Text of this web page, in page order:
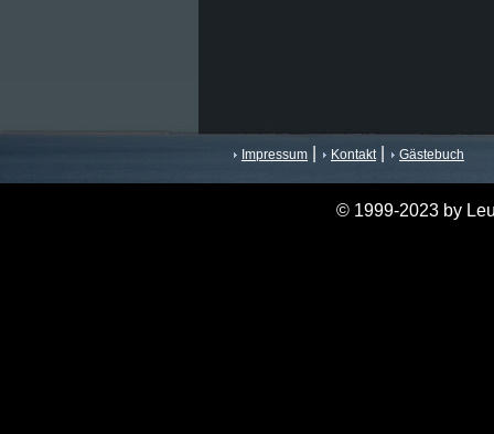
Impressum Kontakt| Gästebuch
© 1999-2023 by